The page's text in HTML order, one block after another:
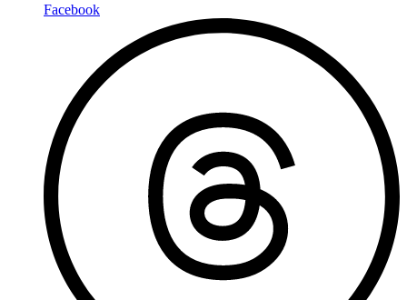
Facebook